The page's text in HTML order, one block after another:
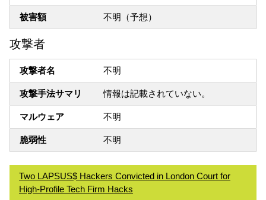
被害額 不明（予想）
攻撃者
攻撃者名 不明
攻撃手法サマリ 情報は記載されていない。
マルウェア 不明
脆弱性 不明
Two LAPSUS$ Hackers Convicted in London Court for
High-Profile Tech Firm Hacks